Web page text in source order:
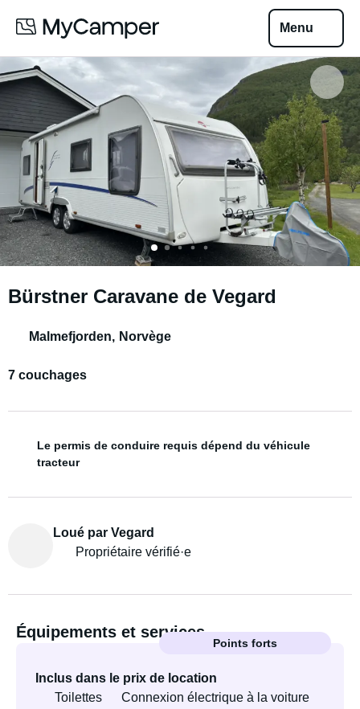
Menu
Bürstner Caravane de Vegard
Malmefjorden, Norvège
7 couchages
Le permis de conduire requis dépend du véhicule
tracteur
Loué par Vegard
Propriétaire vérifié·e
Équipements et services
Points forts
Inclus dans le prix de location
Toilettes
Connexion électrique à la voiture